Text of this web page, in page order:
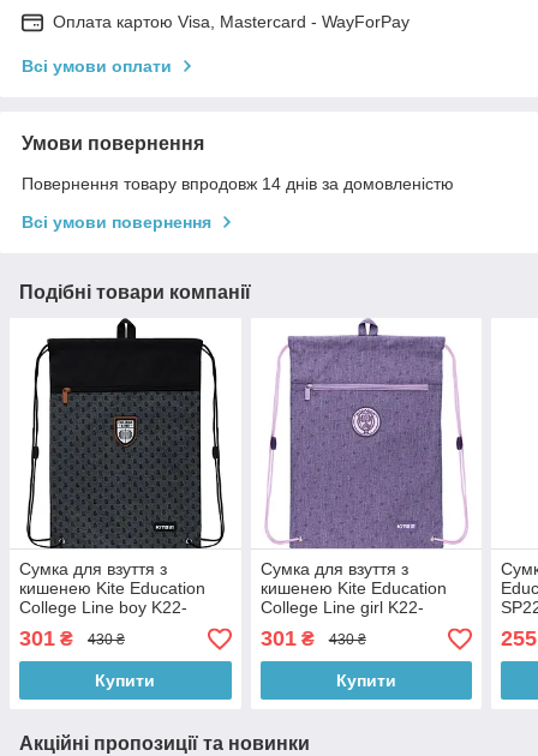
Оплата картою Visa, Mastercard - WayForPay
Всі умови оплати
Умови повернення
Повернення товару впродовж 14 днів за домовленістю
Всі умови повернення
Подібні товари компанії
Сумка для взуття з
кишенею Kite Education
College Line boy K22-
601M-2
301 ₴ 430 ₴
Купити
Сумка для взуття з
кишенею Kite Education
College Line girl K22-
601M-1
301₴ 430 ₴
Купити
255
Акційні пропозиції та новинки